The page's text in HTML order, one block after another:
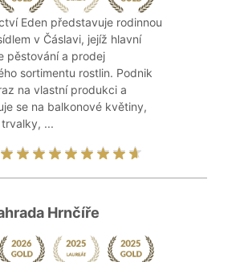
Eden představuje rodinnou
v Čáslavi, jejíž hlavní
pěstování a prodej
sortimentu rostlin. Podnik
na vlastní produkci a
se na balkonové květiny,
...
Hrnčíře